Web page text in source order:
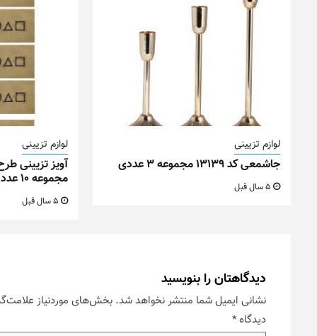
لوازم تزیینی
جاشمعی کد ۱۳۱۳۹ مجموعه ۳ عددی
لوازم تزیینی
مجموعه ۱۰ عددی
5 سال قبل
دیدگاهتان را بنویسید
نشانی ایمیل شما منتشر نخواهد شد. بخش‌های موردنیاز
دیدگاه*